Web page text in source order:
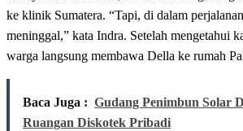
ke klinik Sumatera. “Tapi, di dalam
meninggal,” kata Indra. Setelah mengetahui
warga langsung membawa Della ke rumah
Baca Juga : Gudang Penimbun Solar
Ruangan Diskotek Pribadi